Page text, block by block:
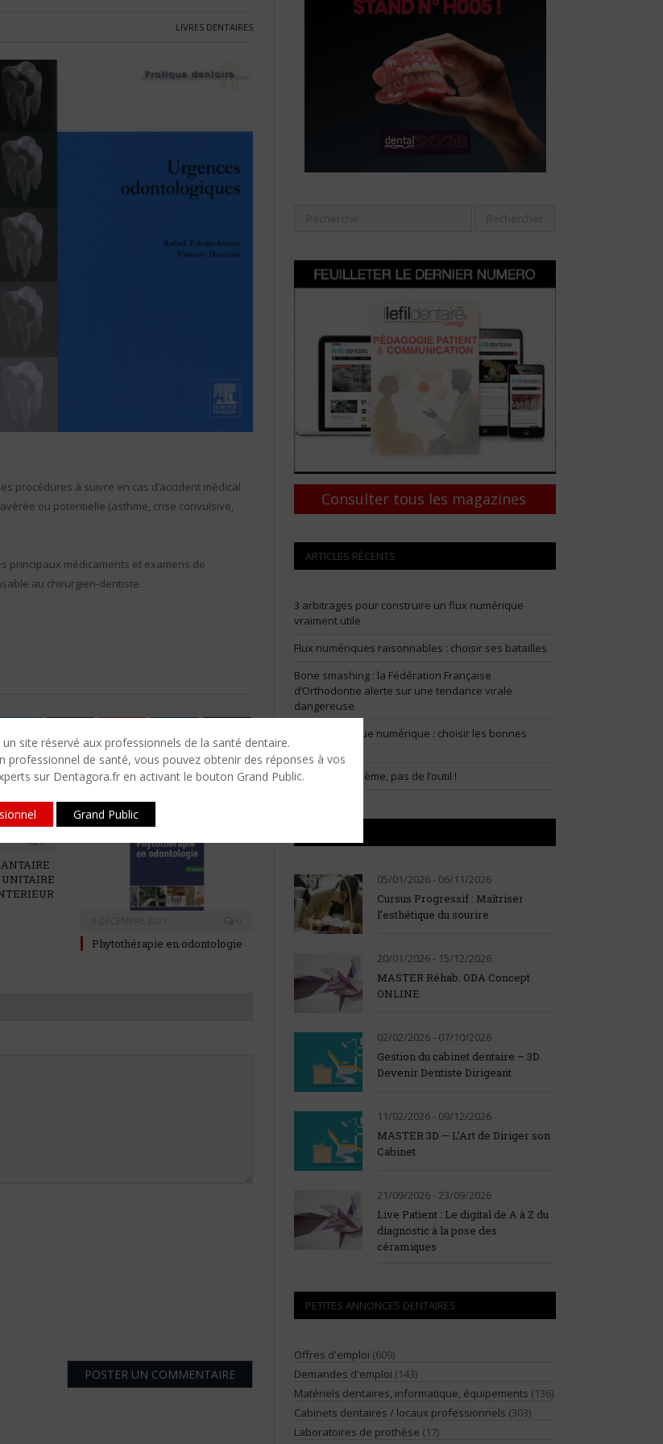
un site réservé aux professionnels de la santé dentaire.
professionnel de santé, vous pouvez obtenir des réponses à vos
sur Dentagora.fr en activant le bouton Grand Public.
Grand Public
LIVRES DENTAIRES
procédures à suivre en cas d’accident médical
ou potentielle (asthme, crise convulsive,
principaux médicaments et examens de
au chirurgien-dentiste.
0
UNITAIRE
Phytothérapie en odontologie
Consulter tous les magazines
ARTICLES RÉCENTS
3 arbitrages pour construire un flux numérique
vraiment utile
Flux numériques raisonnables : choisir ses batailles
Bone smashing : la Fédération Française
d’Orthodontie alerte sur une tendance virale
dangereuse
Flux prothétique numérique : choisir les bonnes
Partir du problème, pas de l’outil !
05/01/2026 - 06/11/2026
Cursus Progressif : Maîtriser
l’esthétique du sourire
20/01/2026 - 15/12/2026
MASTER Réhab. ODA Concept
ONLINE
02/02/2026 - 07/10/2026
Gestion du cabinet dentaire – 3D
Devenir Dentiste Dirigeant
11/02/2026 - 09/12/2026
MASTER 3D — L’Art de Diriger son
Cabinet
21/09/2026 - 23/09/2026
Live Patient : Le digital de A à Z du
diagnostic à la pose des
céramiques
PETITES ANNONCES DENTAIRES
Offres d'emploi (609)
Demandes d'emploi (143)
Matériels dentaires, informatique, équipements (136)
Cabinets dentaires / locaux professionnels (303)
Laboratoires de prothèse (17)